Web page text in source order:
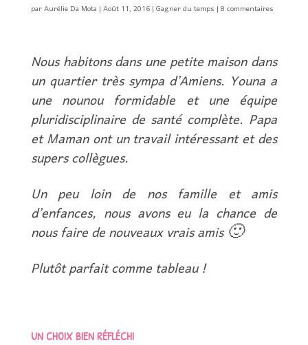
parAurélie Da Mota|Août 11, 2016|Gagner du temps |8 commentaires
Nous habitons dans une petite maison dans
un quartier très sympa d’Amiens. Youna a
une nounou formidable et une équipe
pluridisciplinaire de santé complète. Papa
et Maman ont un travail intéressant et des
supers collègues.
Un peu loin de nos famille et amis
d’enfances, nous avons eu la chance de
nous faire de nouveaux vrais amis 🙂
Plutôt parfait comme tableau !
UN CHOIX BIEN RÉFLÉCHI